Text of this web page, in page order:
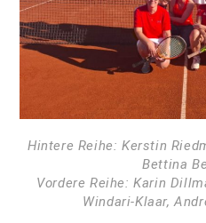
Hintere Reihe: Kerstin
Bettina
Vordere Reihe: Karin
Windari-Klaar,